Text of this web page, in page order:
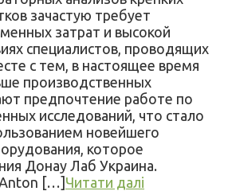
зачастую требует
затрат и высокой
специалистов, проводящих
с тем, в настоящее время
производственных
предпочтение работе по
исследований, что стало
новейшего
которое
Донау Лаб Украина.
[…] Читати далі